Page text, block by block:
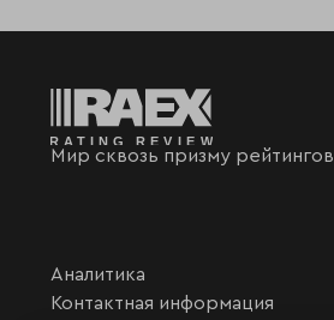
Мир сквозь призму рейтингов
Аналитика
Контактная информация